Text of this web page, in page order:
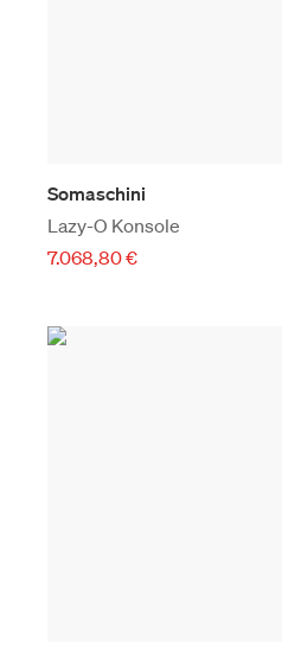
Somaschini
Lazy-O Konsole
7.068,80 €